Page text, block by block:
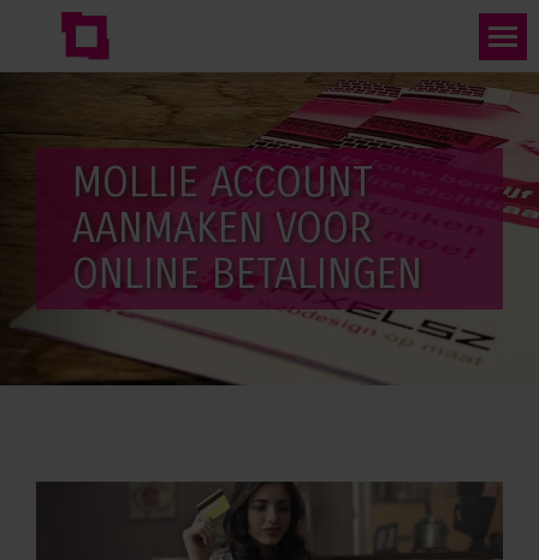
MOLLIE ACCOUNT
AANMAKEN VOOR
ONLINE BETALINGEN